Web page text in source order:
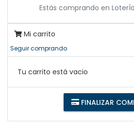
Estás comprando en
Mi carrito
Seguir comprando
Tu carrito está vacio
FINALIZAR